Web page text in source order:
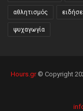
αθλητισμός
ψυχαγωγία
Hours.gr© Copyright